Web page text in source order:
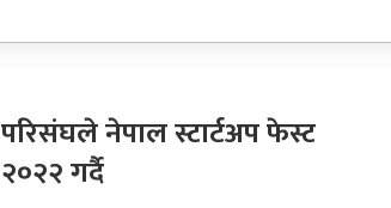
परिसंघले नेपाल स्टार्टअप फेस्ट
२०२२ गर्दै